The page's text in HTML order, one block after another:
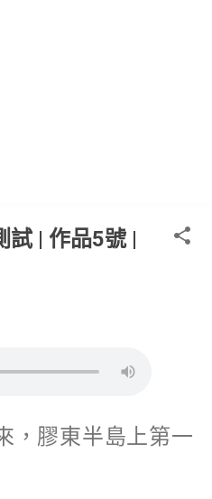
試 | 作品5號 |
，膠東半島上第一